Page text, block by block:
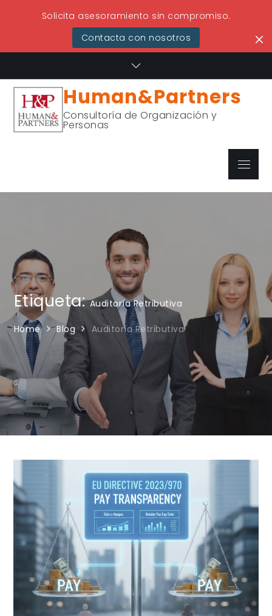
Solicita asesoramiento sin compromiso.
Contacta con nosotros
content
Human&Partners
Consultoría de Organización y
Personas
Menu
Etiqueta:Auditoría Retributiva
Home Blog Auditoría Retributiva